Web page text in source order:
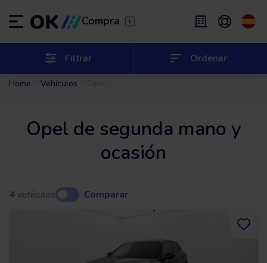
Compra
Transfer/ Deja que te lleven
Renting flexible De 2 a 9 meses
Renting
Filtrar Ordenar
Español (ES)
EN English (UK)
Home Vehículos Opel
Opel de segunda mano y
ocasión
4 vehículos Comparar